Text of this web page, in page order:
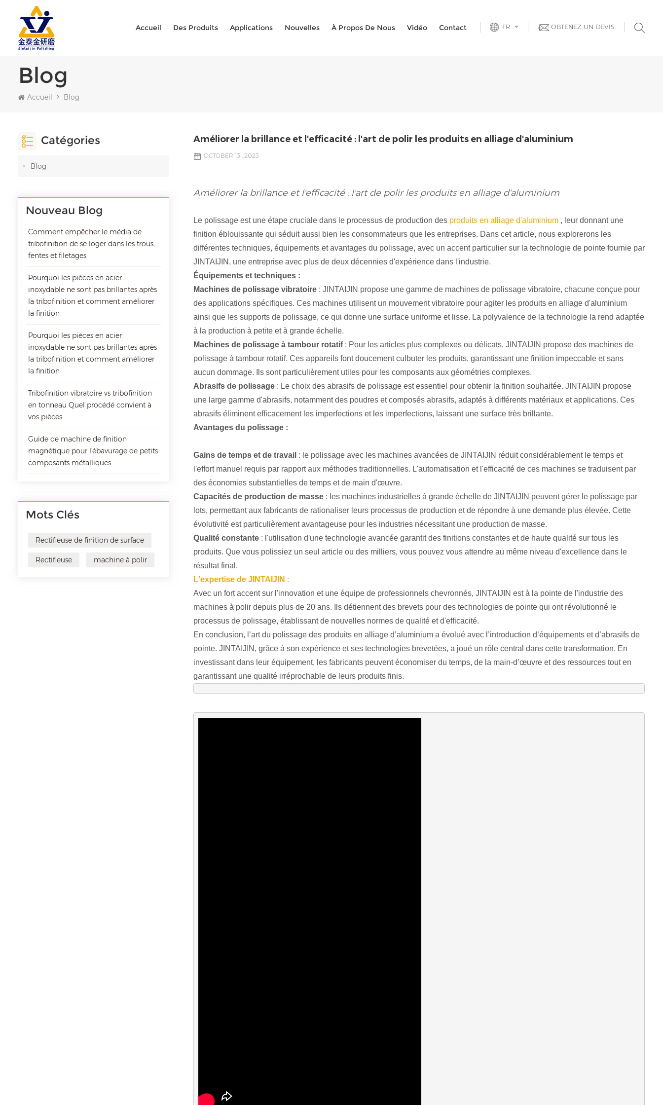
OBTENEZ UN DEVIS
FR
Accueil Des Produits Applications Nouvelles À Propos De Nous Vidéo Contact
Blog
Accueil Blog
Catégories
Blog
Nouveau Blog
Comment empêcher le média de
tribofinition de se loger dans les trous,
fentes et filetages
Pourquoi les pièces en acier
inoxydable ne sont pas brillantes après
la tribofinition et comment améliorer
la finition
Pourquoi les pièces en acier
inoxydable ne sont pas brillantes après
la tribofinition et comment améliorer
la finition
Tribofinition vibratoire vs tribofinition
en tonneau Quel procédé convient à
vos pièces
Guide de machine de finition
magnétique pour l'ébavurage de petits
composants métalliques
Mots Clés
Rectifieuse de finition de surface
Rectifieuse machine à polir
Améliorer la brillance et l'efficacité : l'art de polir les produits en alliage d'aluminium
OCTOBER 13 , 2023
Améliorer la brillance et l'efficacité : l'art de polir les produits en alliage d'aluminium
Le polissage est une étape cruciale dans le processus de production des produits en alliage d'aluminium, leur donnant une
finition éblouissante qui séduit aussi bien les consommateurs que les entreprises. Dans cet article, nous explorerons les
différentes techniques, équipements et avantages du polissage, avec un accent particulier sur la technologie de pointe fournie par
JINTAIJIN, une entreprise avec plus de deux décennies d'expérience dans l'industrie.
Équipements et techniques :
Machines de polissage vibratoire: JINTAIJIN propose une gamme de machines de polissage vibratoire, chacune conçue pour
des applications spécifiques. Ces machines utilisent un mouvement vibratoire pour agiter les produits en alliage d'aluminium
ainsi que les supports de polissage, ce qui donne une surface uniforme et lisse. La polyvalence de la technologiela rend adaptée
à la production à petite et à grande échelle.
Machines de polissage à tambour rotatif: Pour les articles plus complexes ou délicats, JINTAIJIN propose des machines de
polissage à tambour rotatif. Ces appareils font doucement culbuter les produits, garantissant une finition impeccable et sans
aucun dommage. Ils sont particulièrement utiles pour les composants aux géométries complexes.
Abrasifs de polissage: Le choix des abrasifs de polissage est essentiel pour obtenir la finition souhaitée. JINTAIJIN propose
une large gamme d'abrasifs, notamment des poudres et composés abrasifs, adaptés à différents matériaux et applications. Ces
abrasifs éliminent efficacement les imperfections et les imperfections, laissant une surface très brillante.
Avantages du polissage :
Gains de temps et de travail : le polissage avec les machines avancées de JINTAIJIN réduit considérablement le temps et
l'effort manuel requis par rapport aux méthodes traditionnelles. L'automatisation et l'efficacité de ces machines se traduisent par
des économies substantielles de temps et de main d'œuvre.
Capacités de production de masse: les machines industrielles à grande échelle de JINTAIJIN peuvent gérer le polissage par
lots, permettant aux fabricants de rationaliser leurs processus de production et de répondre à une demande plus élevée. Cette
évolutivité est particulièrement avantageuse pour les industries nécessitant une production de masse.
Qualité constante: l'utilisation d'une technologie avancée garantit des finitions constantes et de haute qualité sur tous les
produits. Que vous polissiez un seul article ou des milliers, vous pouvez vous attendre au même niveau d'excellence dans le
résultat final.
L'expertise de JINTAIJIN :
Avec un fort accent sur l'innovation et une équipe de professionnels chevronnés, JINTAIJIN est à la pointe de l'industrie des
machines à polir depuis plus de 20 ans. Ils détiennent des brevets pour des technologies de pointe qui ont révolutionné le
processus de polissage, établissant de nouvelles normes de qualité et d'efficacité.
En conclusion, l’art du polissage des produits en alliage d’aluminium a évolué avec l’introduction d’équipements et d’abrasifs de
pointe. JINTAIJIN, grâce à son expérience et ses technologies brevetées, a joué un rôle central dans cette transformation. En
investissant dans leur équipement, les fabricants peuvent économiser du temps, de la main-d’œuvre et des ressources tout en
garantissant une qualité irréprochable de leurs produits finis.